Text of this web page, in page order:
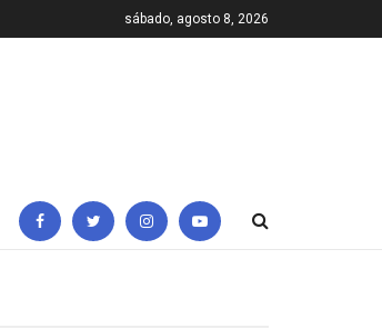
sábado, agosto 8, 2026